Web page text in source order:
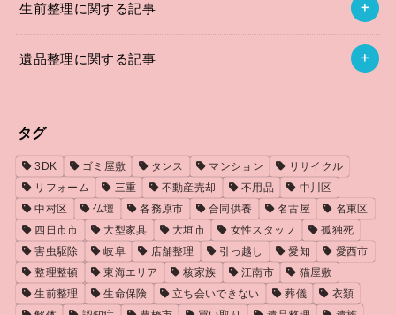
生前整理に関する記事
遺品整理に関する記事
タグ
3DK ゴミ屋敷 タンス マンション
リサイクル
リフォーム
三重 不動産売却 不用品
中川区
中村区
仏壇 各務原市 合同供養 名古屋
名東区
四日市市
大型家具 大垣市 女性スタッフ
孤独死
害虫駆除
岐阜 店舗整理 引っ越し 愛知
愛西市
整理整頓
東海エリア 核家族 江南市
猫屋敷
生前整理
生命保険 立ち会いできない 葬儀
衣類